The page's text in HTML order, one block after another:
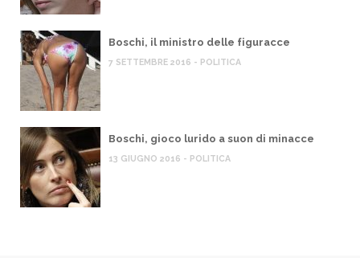
Boschi, il ministro delle figuracce
7 SETTEMBRE 2016 - POLITICA
Boschi, gioco lurido a suon di minacce
13 GIUGNO 2016 - POLITICA